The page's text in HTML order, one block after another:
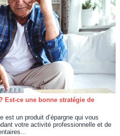
Est-ce une bonne stratégie de
est un produit d’épargne qui vous
votre activité professionnelle et de